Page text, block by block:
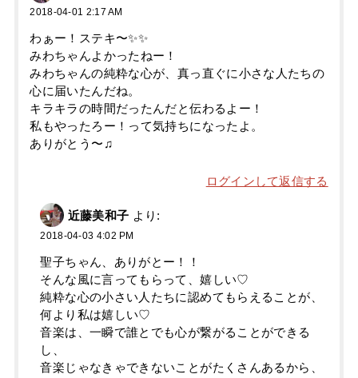
2018-04-01 2:17 AM
わぁー！ステキ〜✨✨
みわちゃんよかったねー！
みわちゃんの純粋な心が、真っ直ぐに小さな人たちの
心に届いたんだね。
キラキラの時間だったんだと伝わるよー！
私もやったろー！って気持ちになったよ。
ありがとう〜♫
ログインして返信する
近藤美和子 より:
2018-04-03 4:02 PM
聖子ちゃん、ありがとー！！
そんな風に言ってもらって、嬉しい♡
純粋な心の小さい人たちに認めてもらえることが、
何より私は嬉しい♡
音楽は、一瞬で誰とでも心が繋がることができる
し、
音楽じゃなきゃできないことがたくさんあるから、